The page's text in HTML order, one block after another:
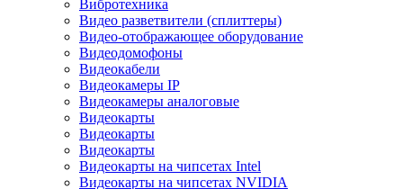
Вибротехника
Видео разветвители (сплиттеры)
Видео-отображающее оборудование
Видеодомофоны
Видеокабели
Видеокамеры IP
Видеокамеры аналоговые
Видеокарты
Видеокарты
Видеокарты
Видеокарты на чипсетах Intel
Видеокарты на чипсетах NVIDIA